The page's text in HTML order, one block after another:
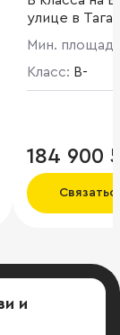
улице в
комплекс
этажных
между
двумя
Ж/Б
потолков
кабинетная
Мин.
Класс: B-
184 900
и